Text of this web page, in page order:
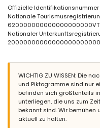
privater Pool mit den Maßen
Garten mit Bäumen und
3 Terrassen, von denen 1
Grill
Außendusche
Nächste Stadt: Altea
Nächster Strand: innerhalb
Nächster Hafen:
Villa)
Nächster Park: Terra Mitica
Offizielle
Nationale
Nationaler
WICHTIG ZU WISSEN: Die
und Piktogramme sind nur
befinden sich größtenteils
unterliegen, die uns zum
bekannt sind. Wir bemühen
aktuell zu halten.